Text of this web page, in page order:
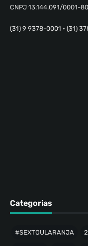
CNPJ 13.144.091/0001-80
(31) 9 9378-0001 • (31)
Categorias
#SEXTOULARANJA